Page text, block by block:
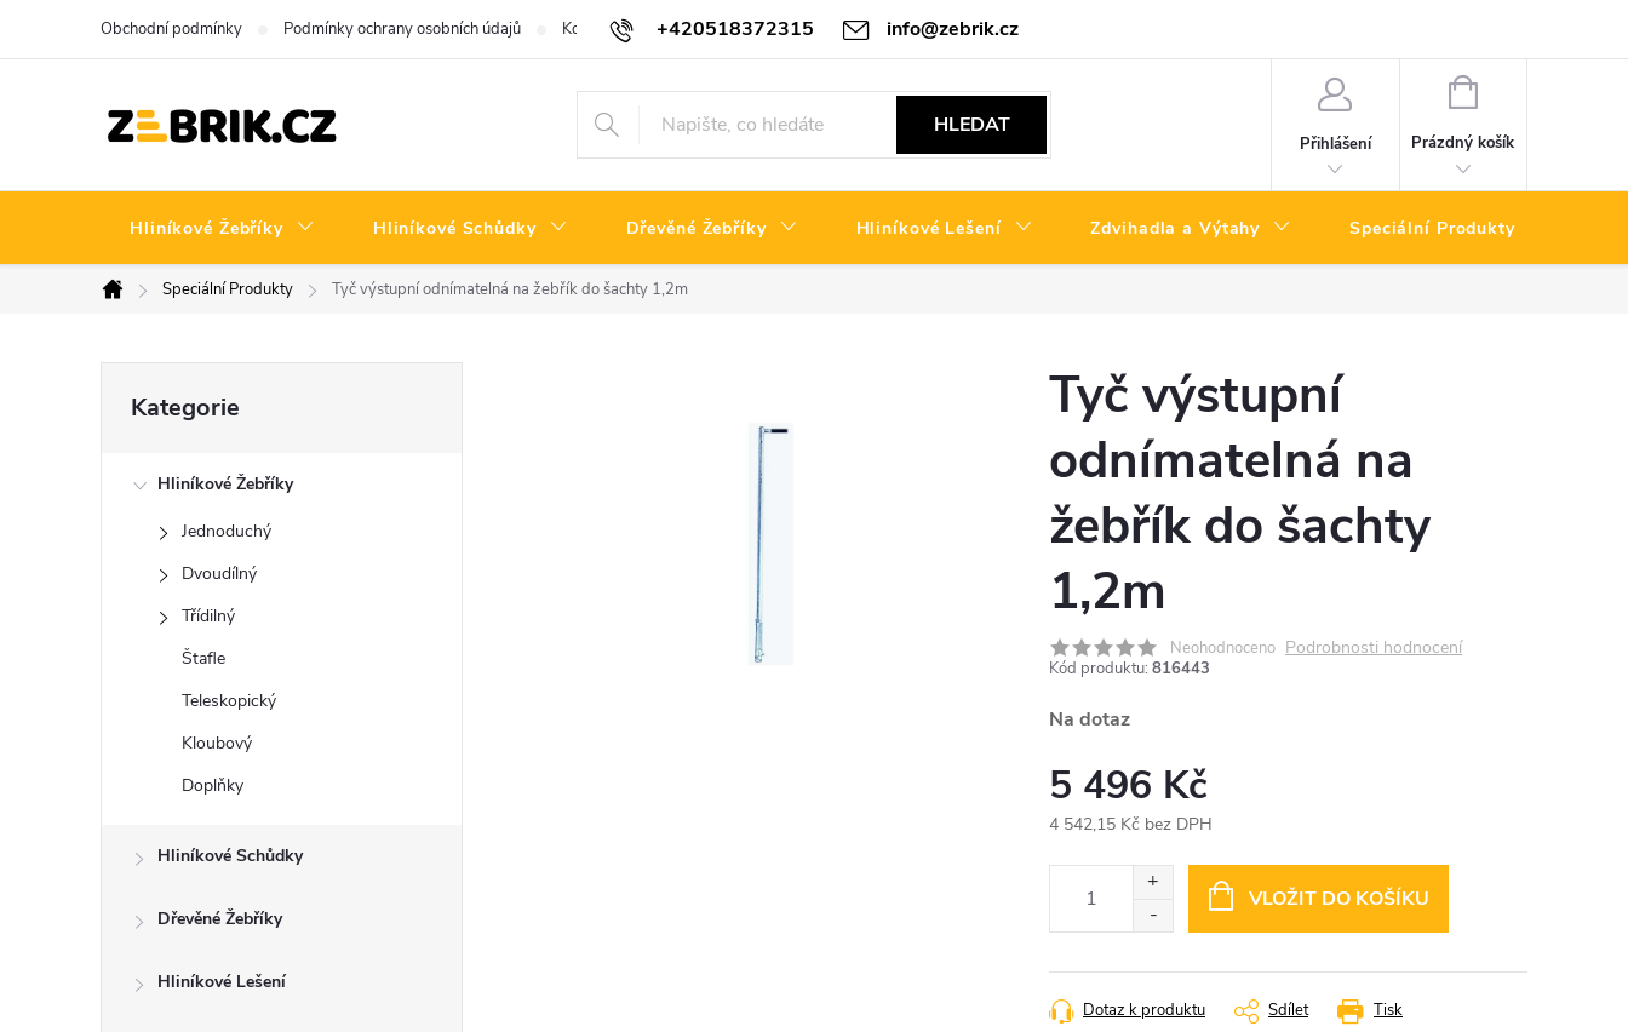
+420518372315 info@zebrik.cz
Obchodní podmínky Podmínky ochrany osobních údajů Kontakty Reklamační řád
HLEDAT
Přihlášení
NÁKUPNÍ
Prázdný košík
Hliníkové Žebříky Hliníkové Schůdky Dřevěné Žebříky Hliníkové Lešení Zdvihadla a Výtahy Speciální Produkty
Domů
Speciální Produkty Tyč výstupní odnímatelná na žebřík do šachty 1,2m
kategorie
Kategorie
Hliníkové Žebříky
Jednoduchý
Dvoudílný
Třídilný
Štafle
Teleskopický
Kloubový
Doplňky
Hliníkové Schůdky
Dřevěné Žebříky
Hliníkové Lešení
Tyč výstupní
odnímatelná na
žebřík do šachty
1,2m
Neohodnoceno Podrobnosti hodnocení
Kód produktu: 816443
Na dotaz
5 496 Kč
4 542,15 Kč bez DPH
VLOŽIT DO KOŠÍKU
Tisk
Dotaz k produktu Sdílet